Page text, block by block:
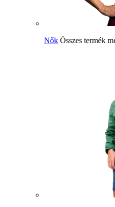
Nők Összes termék